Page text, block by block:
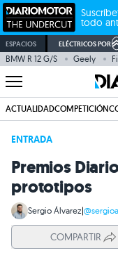
todo
ESPACIOS ELÉCTRICOS POR
BMW R 12 G/S Geely
ACTUALIDADCOMPETICIÓN
ENTRADA
Premios
prototipos
Sergio Álvarez|
COMPARTIR